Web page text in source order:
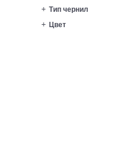
Тип чернил
Цвет